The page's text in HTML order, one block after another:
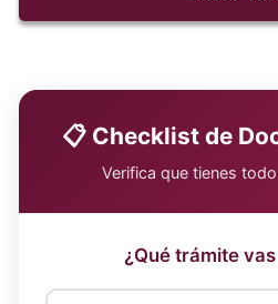
📋 Checklist de
Verifica que tienes
¿Qué trámite